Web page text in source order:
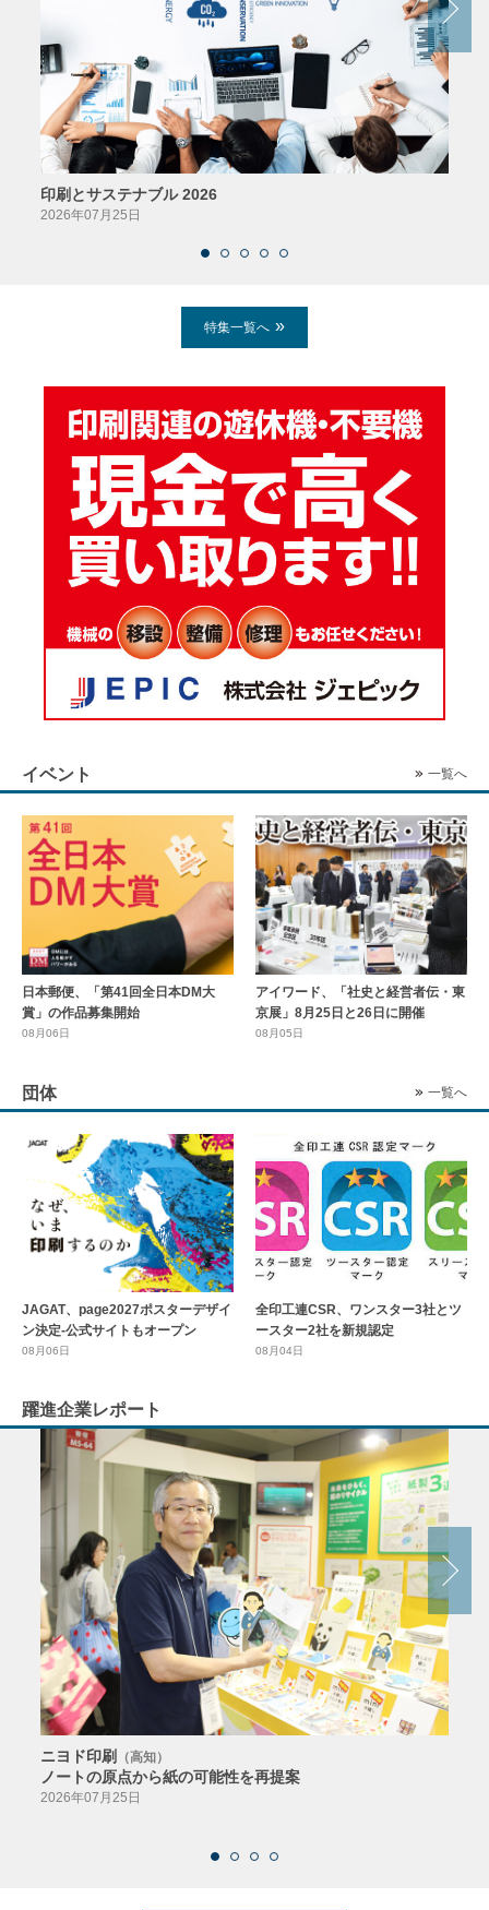
印刷とサステナブル 2026
2026年07月25日
特集一覧へ
イベント 一覧へ
日本郵便、「第41回全日本DM大
賞」の作品募集開始
08月06日
アイワード、「社史と経営者伝・東
京展」8月25日と26日に開催
08月05日
団体 一覧へ
JAGAT、page2027ポスターデザイ
ン決定-公式サイトもオープン
08月06日
全印工連CSR、ワンスター3社とツ
ースター2社を新規認定
08月04日
躍進企業レポート
ニヨド印刷 （高知）
ノートの原点から紙の可能性を再提案
2026年07月25日